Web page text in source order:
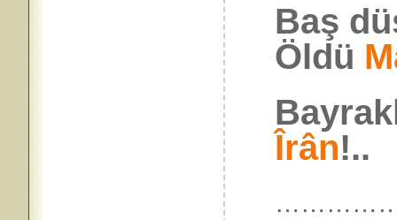
Baş
Öldü
Îrân!..